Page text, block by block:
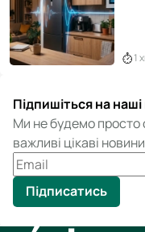
1
Підпишіться на
Ми не будемо
важливі цікаві новини
Підписатись